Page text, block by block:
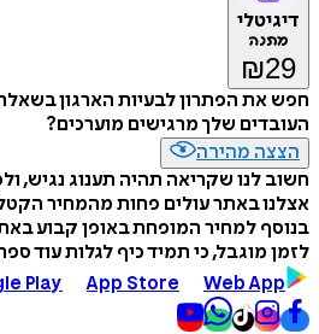
דיגיטלי
מתנה
₪29
חפש את הפתרון לבעיות הארגון
העובדים שלך מרגישים מוערכים?
הצצה מהירה
חשוב לנו שקריאה תהיה תענוג נגיש,
אצלנו באתר עולים פחות מהמחיר
בנוסף למחיר המופחת באופן קבוע
לזמן מוגבל, כי תמיד כיף לגלות עוד
Play
App Store Web App